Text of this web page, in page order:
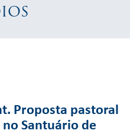
Proposta pastoral
Santuário de